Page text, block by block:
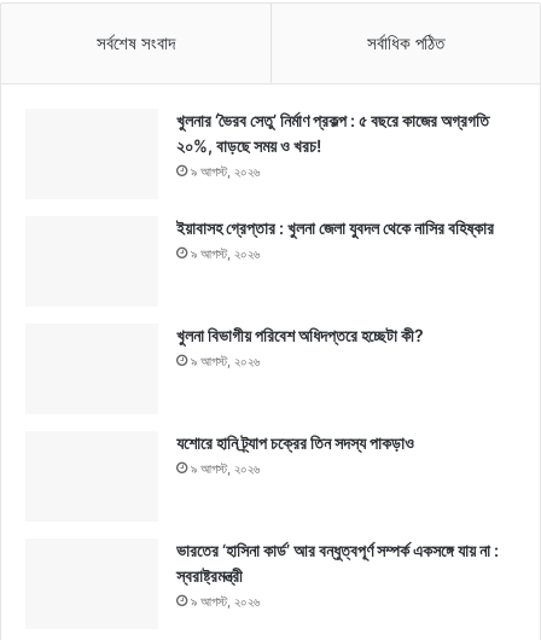
সর্বশেষ সংবাদ সর্বাধিক পঠিত
খুলনার ‘ভৈরব সেতু’ নির্মাণ প্রকল্প : ৫ বছরে কাজের অগ্রগতি
২০%, বাড়ছে সময় ও খরচ!
৯ আগস্ট, ২০২৬
ইয়াবাসহ গ্রেপ্তার : খুলনা জেলা যুবদল থেকে নাসির বহিষ্কার
৯ আগস্ট, ২০২৬
খুলনা বিভাগীয় পরিবেশ অধিদপ্তরে হচ্ছেটা কী?
৯ আগস্ট, ২০২৬
যশোরে হানি ট্র্যাপ চক্রের তিন সদস্য পাকড়াও
৯ আগস্ট, ২০২৬
ভারতের ‘হাসিনা কার্ড’ আর বন্ধুত্বপূর্ণ সম্পর্ক একসঙ্গে যায় না :
স্বরাষ্ট্রমন্ত্রী
৯ আগস্ট, ২০২৬